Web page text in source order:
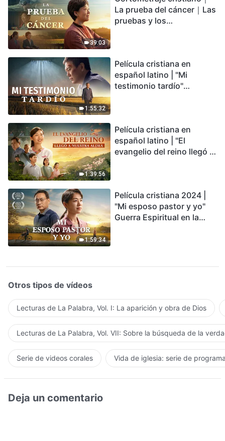
39:03
La prueba del cáncer｜Las
pruebas y los
1:55:32
Película cristiana en
español latino | "Mi
testimonio tardío"
conmovedor
1:39:56
Película cristiana en
español latino | "El
evangelio del reino llegó a
1:59:34
Película cristiana 2024 |
"Mi esposo pastor y yo"
Guerra Espiritual en la
Otros tipos de vídeos
Lecturas de La Palabra, Vol. I: La aparición y obra de Dios
Lecturas de La Palabra, Vol. VII: Sobre la búsqueda de la
Serie de videos corales Vida de iglesia: serie de
Deja un comentario